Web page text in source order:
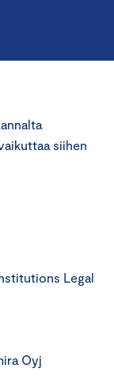
siihen
Legal
Oyj